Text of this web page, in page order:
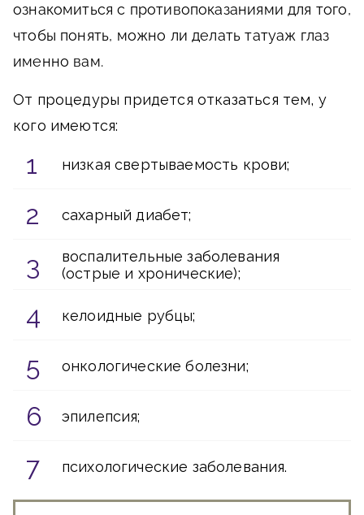
ознакомиться с противопоказаниями для того,
чтобы понять, можно ли делать татуаж глаз
именно вам.
От процедуры придется отказаться тем, у
кого имеются:
низкая свертываемость крови;
сахарный диабет;
воспалительные заболевания
(острые и хронические);
келоидные рубцы;
онкологические болезни;
эпилепсия;
психологические заболевания.